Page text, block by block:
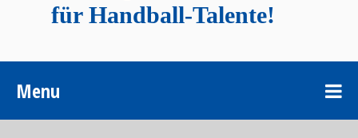
für Handball-Talente!
Menu